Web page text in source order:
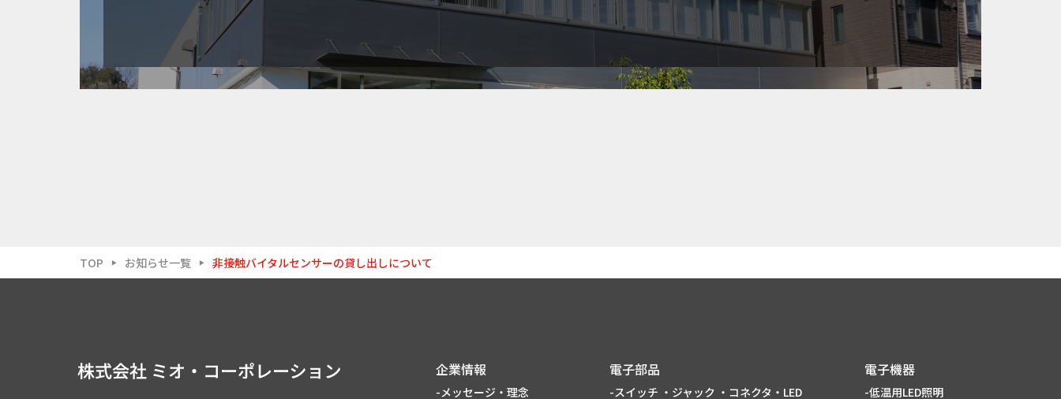
TOP ▶ お知らせ一覧 ▶ 非接触バイタルセンサーの貸し出しについて
企業情報
-メッセージ・理念
電子部品
-スイッチ ・ジャック ・コネクタ・LED
電子機器
-低温用LED照明